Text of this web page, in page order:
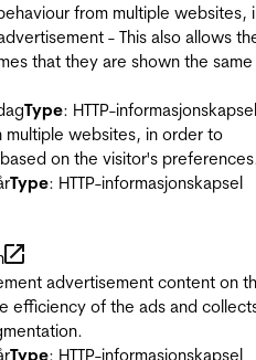
from multiple websites,
- This also allows
that they are shown the same
Type: HTTP-informasjonskapsel
multiple websites, in order to
on the visitor's
Type: HTTP-informasjonskapsel
advertisement content on
efficiency of the ads and
Type: HTTP-informasjonskapsel